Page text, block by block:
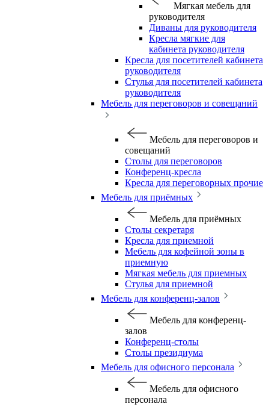
Мягкая мебель для
руководителя
Диваны для руководителя
Кресла мягкие для
кабинета руководителя
Кресла для посетителей кабинета
руководителя
Стулья для посетителей кабинета
руководителя
Мебель для переговоров и совещаний
Мебель для переговоров и
совещаний
Столы для переговоров
Конференц-кресла
Кресла для переговорных прочие
Мебель для приёмных
Мебель для приёмных
Столы секретаря
Кресла для приемной
Мебель для кофейной зоны в
приемную
Мягкая мебель для приемных
Стулья для приемной
Мебель для конференц-залов
Мебель для конференц-
залов
Конференц-столы
Столы президиума
Мебель для офисного персонала
Мебель для офисного
персонала